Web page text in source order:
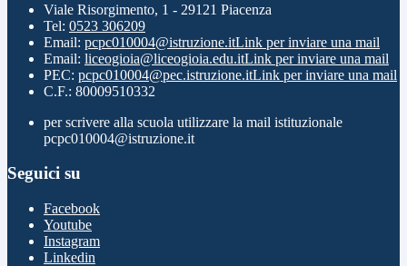
Viale Risorgimento, 1 - 29121 Piacenza
Tel: 0523 306209
Email: pcpc010004@istruzione.itLink per inviare una mail
Email: liceogioia@liceogioia.edu.itLink per inviare una mail
PEC: pcpc010004@pec.istruzione.itLink per inviare una mail
C.F.: 80009510332
per scrivere alla scuola utilizzare la mail istituzionale
pcpc010004@istruzione.it
Seguici su
Facebook
Youtube
Instagram
Linkedin